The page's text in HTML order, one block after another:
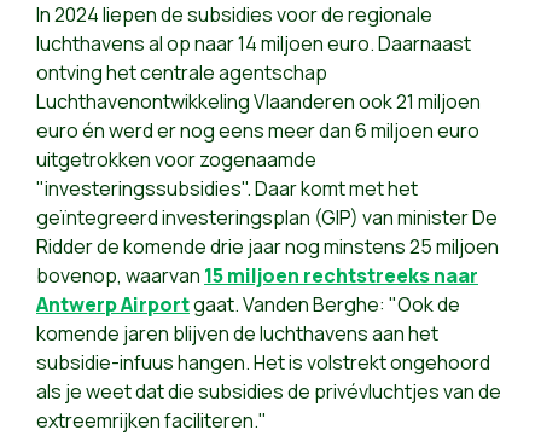
In 2024 liepen de subsidies voor de regionale
luchthavens al op naar 14 miljoen euro. Daarnaast
ontving het centrale agentschap
Luchthavenontwikkeling Vlaanderen ook 21 miljoen
euro én werd er nog eens meer dan 6 miljoen euro
uitgetrokken voor zogenaamde
"investeringssubsidies". Daar komt met het
geïntegreerd investeringsplan (GIP) van minister De
Ridder de komende drie jaar nog minstens 25 miljoen
bovenop, waarvan 15 miljoen rechtstreeks naar
Antwerp Airportgaat. Vanden Berghe: "Ook de
komende jaren blijven de luchthavens aan het
subsidie-infuus hangen. Het is volstrekt ongehoord
als je weet dat die subsidies de privévluchtjes van de
extreemrijken faciliteren."